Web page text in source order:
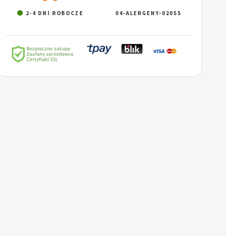
2-4 DNI ROBOCZE 04-ALERGENY-02055